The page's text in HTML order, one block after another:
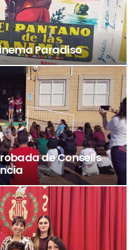
Paradiso
de Consells